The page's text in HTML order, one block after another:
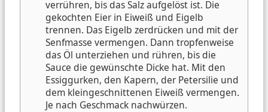
verrühren, bis das Salz aufgelöst ist. Die
gekochten Eier in Eiweiß und Eigelb
trennen. Das Eigelb zerdrücken und mit der
Senfmasse vermengen. Dann tropfenweise
das Öl unterziehen und rühren, bis die
Sauce die gewünschte Dicke hat. Mit den
Essiggurken, den Kapern, der Petersilie und
dem kleingeschnittenen Eiweiß vermengen.
Je nach Geschmack nachwürzen.